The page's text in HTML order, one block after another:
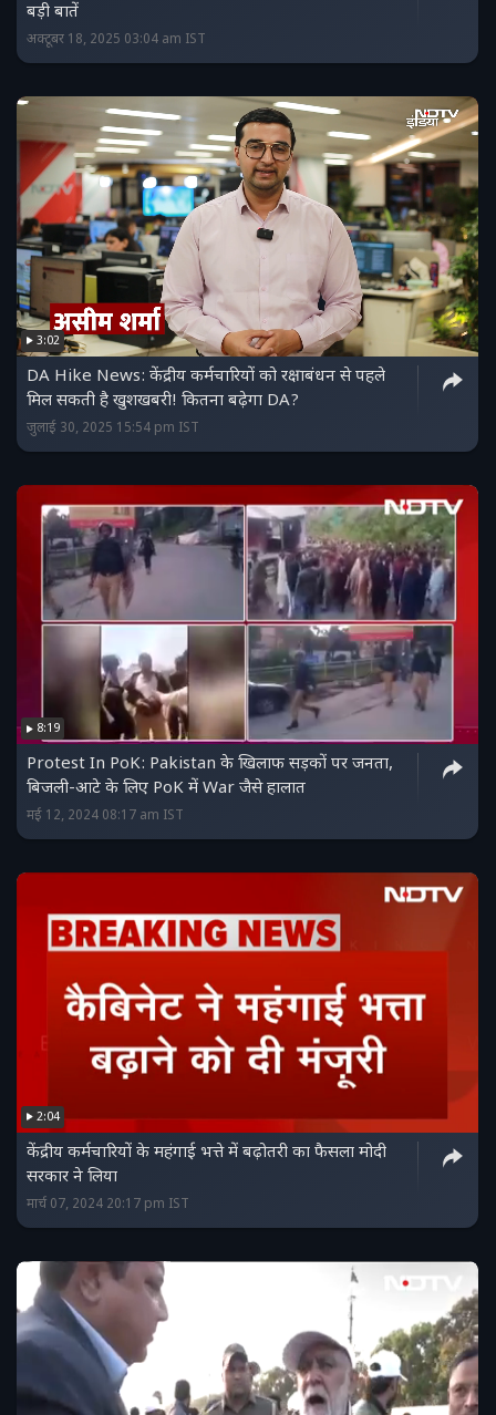
बड़ी बातें
अक्टूबर 18, 2025 03:04 am IST
3:02
DA Hike News: केंद्रीय कर्मचारियों को रक्षाबंधन से पहले
मिल सकती है खुशखबरी! कितना बढ़ेगा DA?
जुलाई 30, 2025 15:54 pm IST
8:19
Protest In PoK: Pakistan के खिलाफ सड़कों पर जनता,
बिजली-आटे के लिए PoK में War जैसे हालात
मई 12, 2024 08:17 am IST
2:04
केंद्रीय कर्मचारियों के महंगाई भत्ते में बढ़ोतरी का फैसला मोदी
सरकार ने लिया
मार्च 07, 2024 20:17 pm IST